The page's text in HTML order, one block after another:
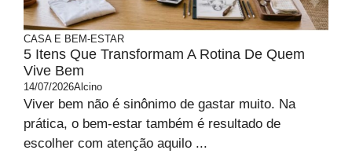
CASA E BEM-ESTAR
5 Itens Que Transformam A Rotina De Quem
Vive Bem
14/07/2026Alcino
Viver bem não é sinônimo de gastar muito. Na
prática, o bem-estar também é resultado de
escolher com atenção aquilo ...